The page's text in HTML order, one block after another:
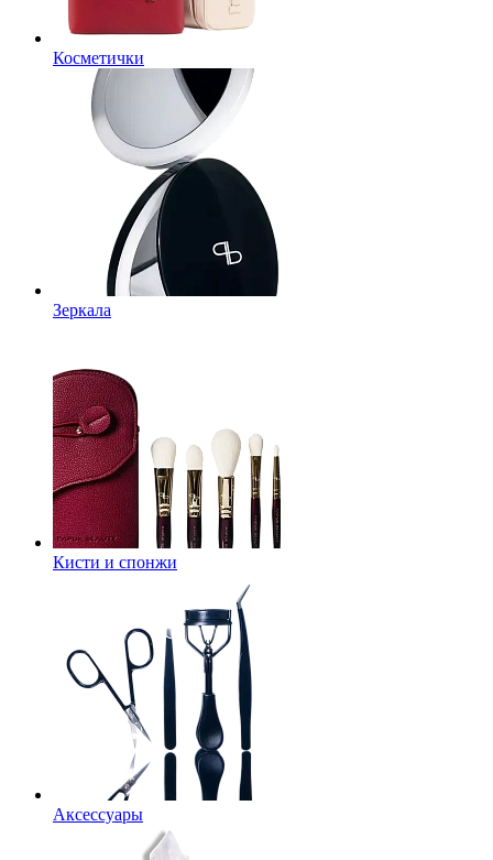
Косметички
Зеркала
Кисти и спонжи
Аксессуары